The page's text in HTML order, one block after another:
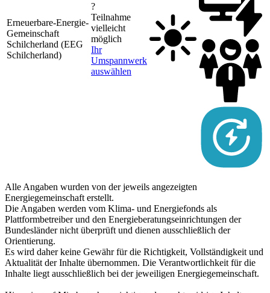
Erneuerbare-Energie-
Gemeinschaft
Schilcherland (EEG
Schilcherland)
?
Teilnahme
vielleicht
möglich
Ihr
Umspannwerk
auswählen
Alle Angaben wurden von der jeweils angezeigten
Energiegemeinschaft erstellt.
Die Angaben werden vom Klima- und Energiefonds als
Plattformbetreiber und den Energieberatungseinrichtungen der
Bundesländer nicht überprüft und dienen ausschließlich der
Orientierung.
Es wird daher keine Gewähr für die Richtigkeit, Vollständigkeit und
Aktualität der Inhalte übernommen. Die Verantwortlichkeit für die
Inhalte liegt ausschließlich bei der jeweiligen Energiegemeinschaft.